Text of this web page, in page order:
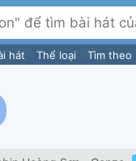
hát Thể loại Tìm theo